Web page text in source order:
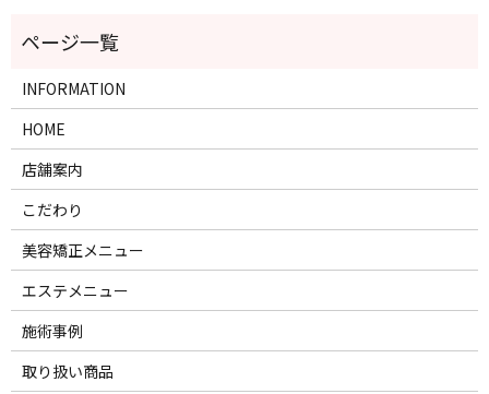
INFORMATION
HOME
店舗案内
こだわり
美容矯正メニュー
エステメニュー
施術事例
取り扱い商品